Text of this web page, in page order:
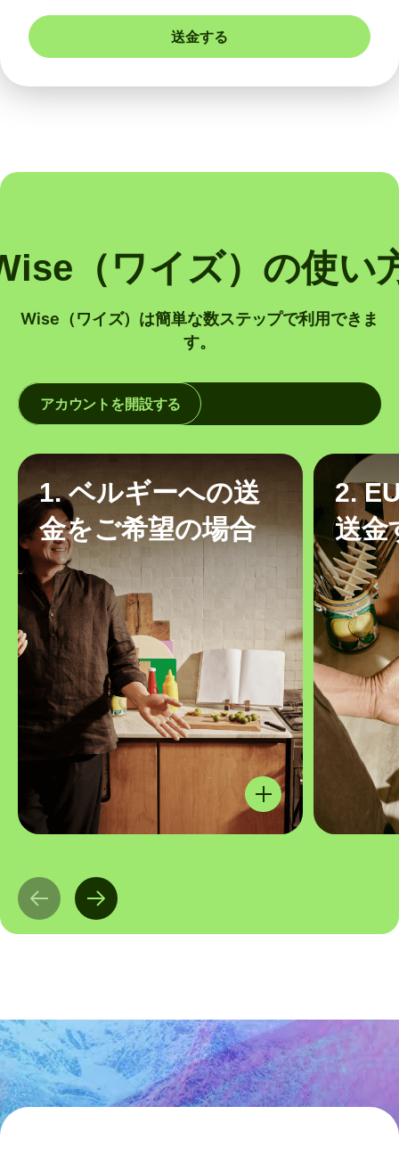
送金する
（ワイズ）の使い
Wise（ワイズ）は簡単な数ステップで利用できま
す。
アカウントを開設する
1. ベルギーへの送
金をご希望の場合
2.
送金